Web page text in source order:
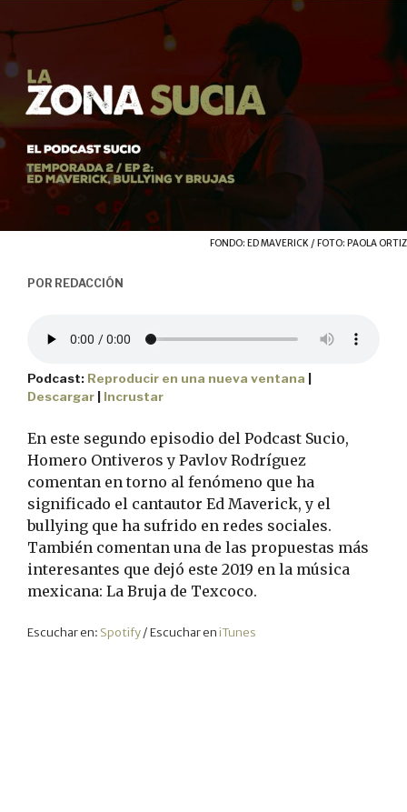
FONDO: ED MAVERICK / FOTO: PAOLA ORTIZ
POR REDACCIÓN
Podcast: Reproducir en una nueva ventana
Descargar
Incrustar
En este segundo episodio del Podcast Sucio,
Homero Ontiveros y Pavlov Rodríguez
comentan en torno al fenómeno que ha
significado el cantautor Ed Maverick, y el
bullying que ha sufrido en redes sociales.
También comentan una de las propuestas más
interesantes que dejó este 2019 en la música
mexicana: La Bruja de Texcoco.
Escuchar en: Spotify/ Escuchar eniTunes